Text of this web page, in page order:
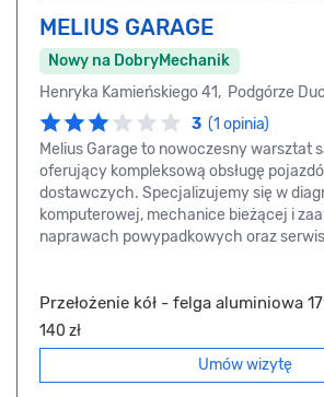
MELIUS GARAGE
Nowy na DobryMechanik
Henryka Kamieńskiego 41, Podgórze
3 (1 opinia)
Melius Garage to nowoczesny warsztat
oferujący kompleksową obsługę
dostawczych. Specjalizujemy się w
komputerowej, mechanice bieżącej i
naprawach powypadkowych oraz
Przełożenie kół - felga aluminiowa
140 zł
Umów wizytę